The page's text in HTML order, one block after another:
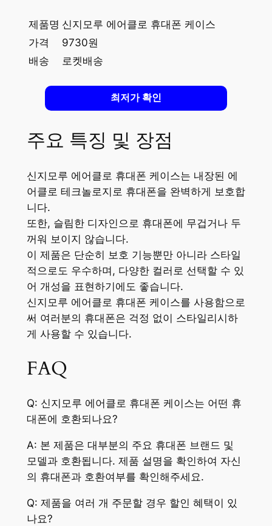
제품명 신지모루 에어클로 휴대폰 케이스
가격
9730원
배송
로켓배송
최저가 확인
주요 특징 및 장점
신지모루 에어클로 휴대폰 케이스는 내장된 에
어클로 테크놀로지로 휴대폰을 완벽하게 보호합
니다.
또한, 슬림한 디자인으로 휴대폰에 무겁거나 두
꺼워 보이지 않습니다.
이 제품은 단순히 보호 기능뿐만 아니라 스타일
적으로도 우수하며, 다양한 컬러로 선택할 수 있
어 개성을 표현하기에도 좋습니다.
신지모루 에어클로 휴대폰 케이스를 사용함으로
써 여러분의 휴대폰은 걱정 없이 스타일리시하
게 사용할 수 있습니다.
FAQ
Q: 신지모루 에어클로 휴대폰 케이스는 어떤 휴
대폰에 호환되나요?
A: 본 제품은 대부분의 주요 휴대폰 브랜드 및
모델과 호환됩니다. 제품 설명을 확인하여 자신
의 휴대폰과 호환여부를 확인해주세요.
Q: 제품을 여러 개 주문할 경우 할인 혜택이 있
나요?